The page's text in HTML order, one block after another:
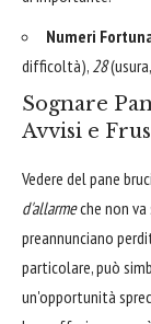
Numeri
difficoltà), 28
Sognare
Avvisi e
Vedere del pane
d'allarmeche non
preannunciano
particolare, può
un'opportunità